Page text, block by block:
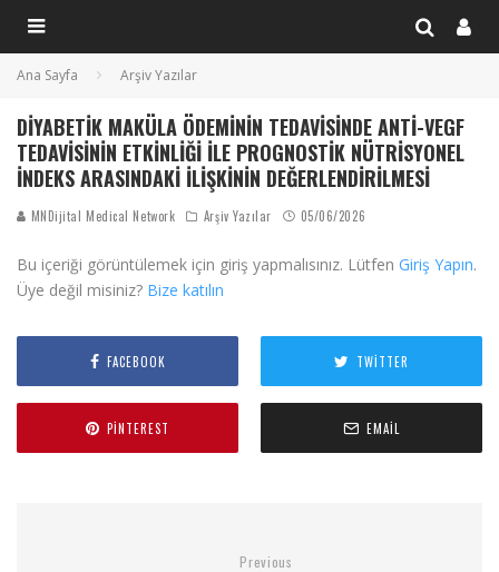
Ana Sayfa Arşiv Yazılar
DIYABETIK MAKÜLA ÖDEMININ TEDAVISINDE ANTI-VEGF
TEDAVISININ ETKINLIĞI ILE PROGNOSTIK NÜTRISYONEL
İNDEKS ARASINDAKI İLIŞKININ DEĞERLENDIRILMESI
MNDijital Medical Network Arşiv Yazılar 05/06/2026
Bu içeriği görüntülemek için giriş yapmalısınız. Lütfen Giriş Yapın.
Üye değil misiniz? Bize katılın
FACEBOOK TWITTER
PINTEREST EMAIL
Previous